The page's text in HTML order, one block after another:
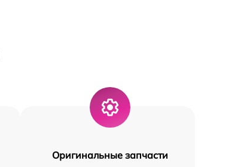
Оригинальные запчасти